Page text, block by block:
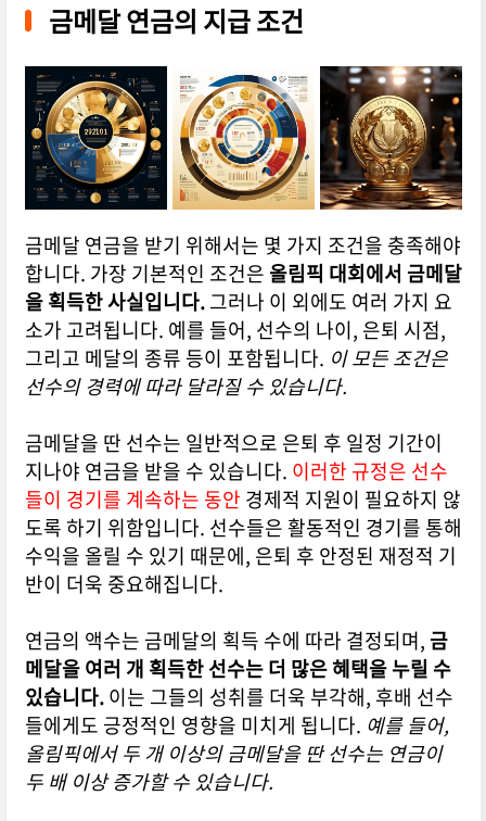
금메달 연금의 지급 조건
금메달 연금을 받기 위해서는 몇 가지 조건을 충족해야
합니다. 가장 기본적인 조건은 올림픽 대회에서 금메달
을 획득한 사실입니다.그러나 이 외에도 여러 가지 요
소가 고려됩니다. 예를 들어, 선수의 나이, 은퇴 시점,
그리고 메달의 종류 등이 포함됩니다. 이 모든 조건은
선수의 경력에 따라 달라질 수 있습니다.
금메달을 딴 선수는 일반적으로 은퇴 후 일정 기간이
지나야 연금을 받을 수 있습니다. 이러한 규정은 선수
들이 경기를 계속하는 동안 경제적 지원이 필요하지 않
도록 하기 위함입니다. 선수들은 활동적인 경기를 통해
수익을 올릴 수 있기 때문에, 은퇴 후 안정된 재정적 기
반이 더욱 중요해집니다.
연금의 액수는 금메달의 획득 수에 따라 결정되며, 금
메달을 여러 개 획득한 선수는 더 많은 혜택을 누릴 수
있습니다.이는 그들의 성취를 더욱 부각해, 후배 선수
들에게도 긍정적인 영향을 미치게 됩니다. 예를 들어,
올림픽에서 두 개 이상의 금메달을 딴 선수는 연금이
두 배 이상 증가할 수 있습니다.